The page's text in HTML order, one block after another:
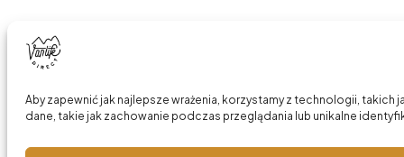
Aby zapewnić jak najlepsze wrażenia, korzystamy z technologii,
dane, takie jak zachowanie podczas przeglądania lub unikalne